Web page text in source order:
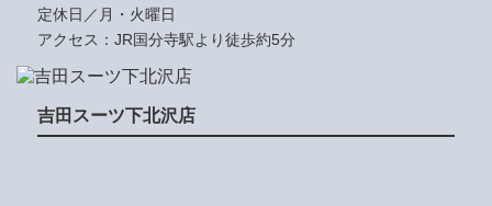
定休日／月・火曜日
アクセス：JR国分寺駅より徒歩約5分
吉田スーツ下北沢店